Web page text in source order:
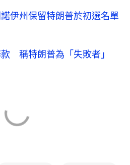
伊州保留特朗普於初選名單
稱特朗普為「失敗者」